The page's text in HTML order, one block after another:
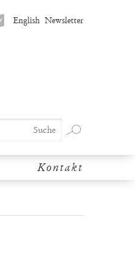
Newsletter
English
Kontakt